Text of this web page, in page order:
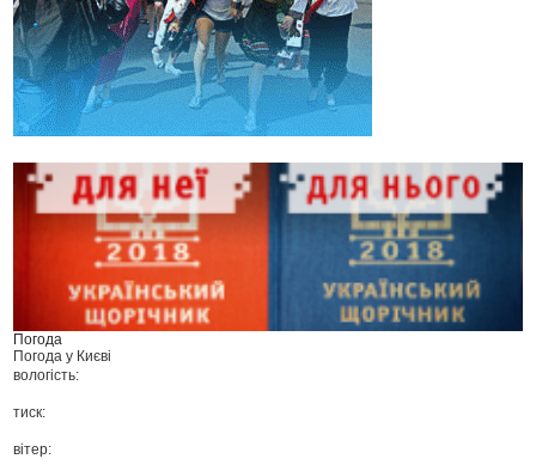
Погода
Погода у Києві
вологість:
тиск:
вітер: